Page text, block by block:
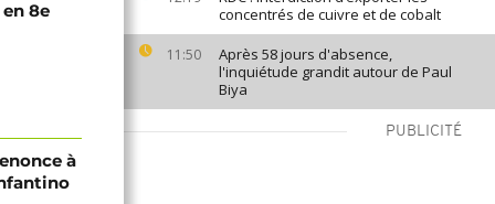
concentrés de cuivre et de cobalt
11:50
Après 58 jours d'absence,
l'inquiétude grandit autour de Paul
Biya
PUBLICITÉ
8e
à